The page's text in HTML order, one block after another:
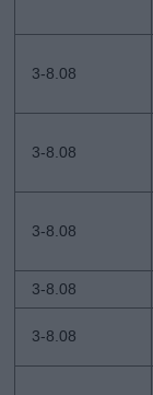
3-8.08
3-8.08
3-8.08
3-8.08
3-8.08